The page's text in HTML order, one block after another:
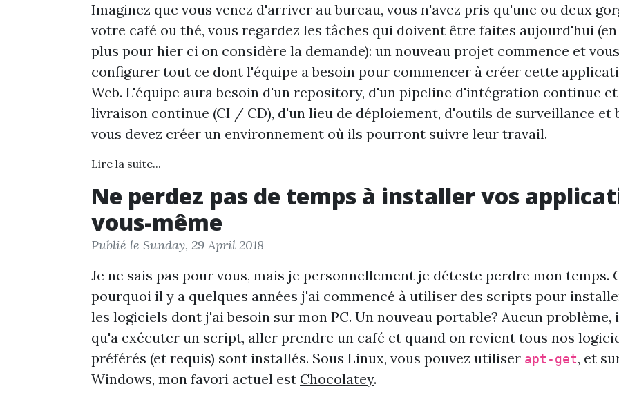
Imaginez que vous venez d'arriver au bureau, vous n'avez pris qu'une ou deux
votre café ou thé, vous regardez les tâches qui doivent être faites aujourd'hui
plus pour hier ci on considère la demande): un nouveau projet commence et
configurer tout ce dont l'équipe a besoin pour commencer à créer cette
Web. L'équipe aura besoin d'un repository, d'un pipeline d'intégration continue
livraison continue (CI / CD), d'un lieu de déploiement, d'outils de surveillance et
vous devez créer un environnement où ils pourront suivre leur travail.
Lire la suite...
Ne perdez pas de temps à installer vos
vous-même
Publié le Sunday, 29 April 2018
Je ne sais pas pour vous, mais je personnellement je déteste perdre mon temps.
pourquoi il y a quelques années j'ai commencé à utiliser des scripts pour
les logiciels dont j'ai besoin sur mon PC. Un nouveau portable? Aucun problème,
qu'a exécuter un script, aller prendre un café et quand on revient tous nos
préférés (et requis) sont installés. Sous Linux, vous pouvez utiliser apt-get, et
Windows, mon favori actuel est Chocolatey.